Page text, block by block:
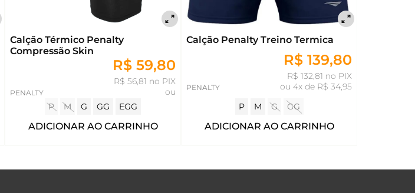
Calção Térmico Penalty
Compressão Skin
R$ 59,80
R$ 56,81 no PIX
ou
PENALTY
P M G GG EGG
ADICIONAR AO CARRINHO
Calção Penalty Treino Termica
R$ 139,80
R$ 132,81 no PIX
ou 4x de R$ 34,95
PENALTY
P M G GG
ADICIONAR AO CARRINHO